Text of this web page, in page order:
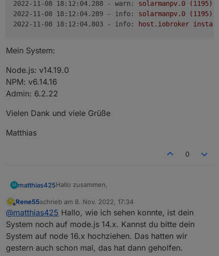
2022-11-08 18:12:04.288 - warn:
solarmanpv.0 (1195)
2022-11-08 18:12:04.289 - info:
solarmanpv.0 (1195)
2022-11-08 18:12:04.803 - info:
host.iobroker
Mein System:
Node.js: v14.19.0
NPM: v6.14.16
Admin: 6.2.22
Vielen Dank und viele Grüße
Matthias
0
M matthias425Hallo zusammen,
seit kurzem habe ich auch den MI600 von
Bosswerk in Betrieb.
Freudig habe ich gesehen das sich Rainer die
Mühe gemacht hat einen Adapter bereit zu
stellen. Vielen Dank dafür!!!
Leider funktioniert es bei mir nicht. Ich poste mal
was ich habe/bekomme, vielleicht hat jemand eine
Idee die mich weiterbringt.
Der Adapter ist installiert und läuft, Daten wurden
beim Service angefragt und sind eingetragen.
Offline
Rene55schrieb am 8. Nov. 2022, 17:34
zuletzt editiert von
@matthias425 Hallo, wie ich sehen konnte, ist dein
System noch auf mode.js 14.x. Kannst du bitte dein
System auf node 16.x hochziehen. Das hatten wir
gestern auch schon mal, das hat dann geholfen.